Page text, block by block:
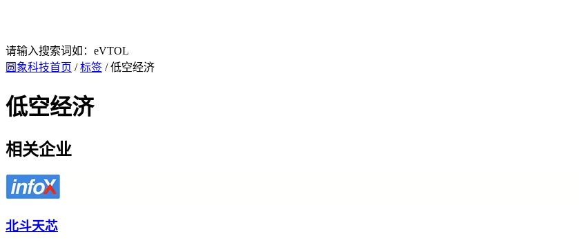
请输入搜索词如：eVTOL
圆象科技首页 /标签 / 低空经济
低空经济
相关企业
北斗天芯